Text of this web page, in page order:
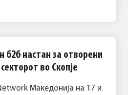
б2б настан за отворени
во Скопје
Македонија на 17 и